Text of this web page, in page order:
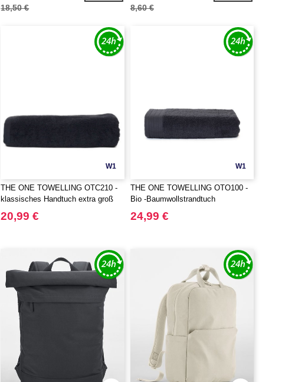
18,50 € 8,60 €
W1
THE ONE TOWELLING OTC210 -
klassisches Handtuch extra groß
20,99 €
W1
THE ONE TOWELLING OTO100 -
Bio -Baumwollstrandtuch
24,99 €